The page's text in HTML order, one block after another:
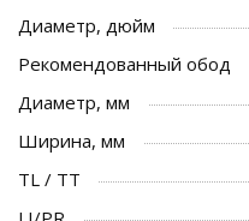
Диаметр, дюйм
Рекомендованный обод
Диаметр, мм
Ширина, мм
TL / TT